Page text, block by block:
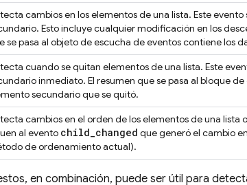
cambios en los elementos de una lista. Este
Esto incluye cualquier modificación en los
se pasa al objeto de escucha de eventos contiene los
cuando se quitan elementos de una lista. Este
inmediato. El resumen que se pasa al bloque
secundario que se quitó.
cambios en el orden de los elementos de una lista
al evento child_changed que generó el cambio
de ordenamiento actual).
en combinación, puede ser útil para